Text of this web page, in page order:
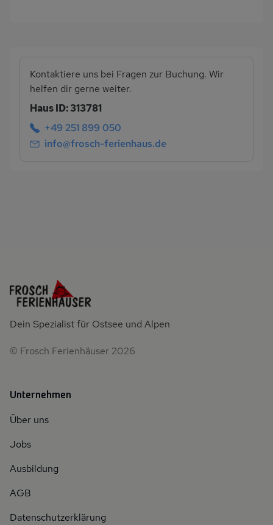
Kontaktiere uns bei Fragen zur Buchung. Wir
helfen dir gerne weiter.
Haus ID: 313781
+49 251 899 050
info@frosch-ferienhaus.de
Dein Spezialist für Ostsee und Alpen
© Frosch Ferienhäuser 2026
Unternehmen
Über uns
Jobs
Ausbildung
AGB
Datenschutzerklärung